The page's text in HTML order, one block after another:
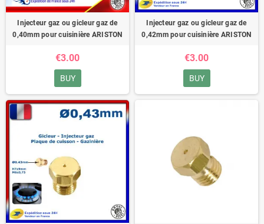
Injecteur gaz ou gicleur gaz de
0,40mm pour cuisinière ARISTON
€3.00
BUY
Injecteur gaz ou gicleur gaz de
0,42mm pour cuisinière ARISTON
€3.00
BUY